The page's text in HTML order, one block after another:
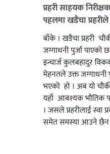
प्रहरी साहयक
पहलमा खडैचा प्रहरीले
बाँके । खडैचा प्रहरी
जग्गाधनी पुर्जा पाएकाे
इन्चार्ज कुलबहादुर
मेहनतले उक्त जग्गाधनी
भएको हाे । अब याे
यहाँ आबश्यक भाैतिक
। जसले प्रहरीलाई स्वा
समेत समस्या आउने